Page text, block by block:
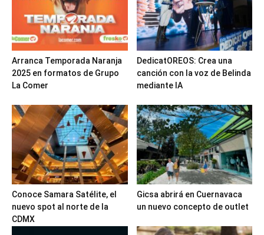
Arranca Temporada Naranja
2025 en formatos de Grupo
La Comer
DedicatOREOS: Crea una
canción con la voz de Belinda
mediante IA
Conoce Samara Satélite, el
nuevo spot al norte de la
CDMX
Gicsa abrirá en Cuernavaca
un nuevo concepto de outlet